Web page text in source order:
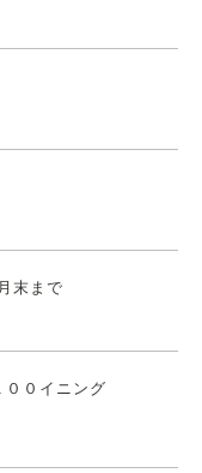
末まで
００イニング